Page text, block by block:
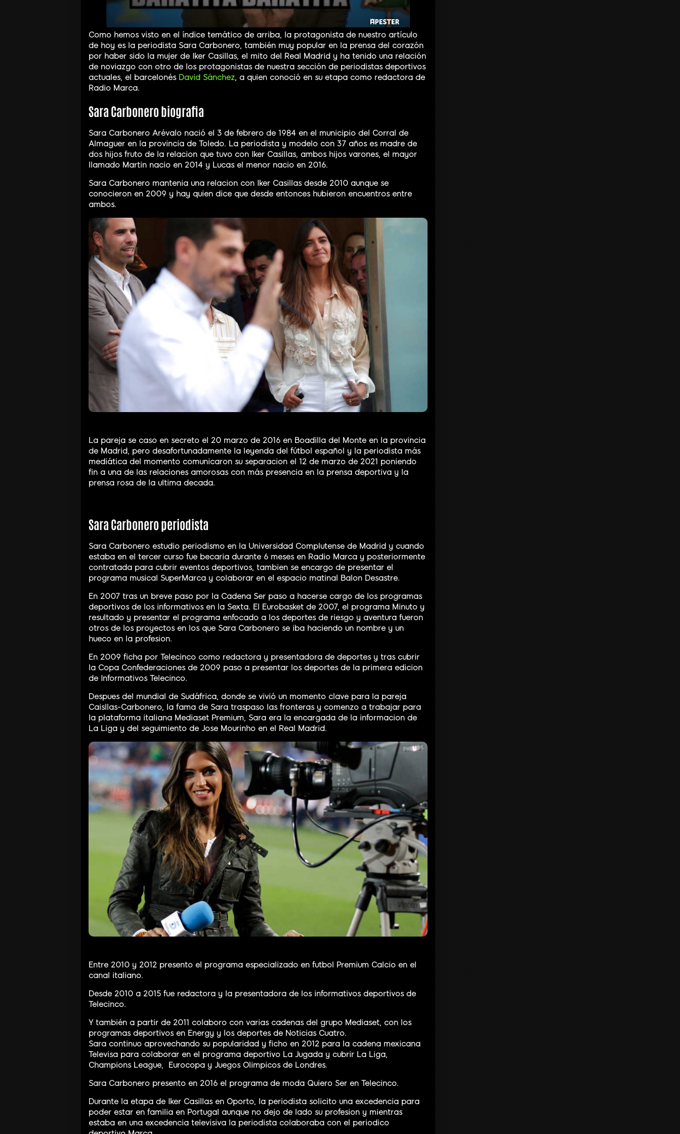
Como hemos visto en el índice temático de arriba, la protagonista de nuestro artículo
de hoy es la periodista Sara Carbonero, también muy popular en la prensa del corazón
por haber sido la mujer de Iker Casillas, el mito del Real Madrid y ha tenido una relación
de noviazgo con otro de los protagonistas de nuestra sección de periodistas deportivos
actuales, el barcelonés David Sánchez, a quien conoció en su etapa como redactora de
Radio Marca.
Sara Carbonero biografia
Sara Carbonero Arévalo nació el 3 de febrero de 1984 en el municipio del Corral de
Almaguer en la provincia de Toledo. La periodista y modelo con 37 años es madre de
dos hijos fruto de la relacion que tuvo con Iker Casillas, ambos hijos varones, el mayor
llamado Martin nacio en 2014 y Lucas el menor nacio en 2016.
Sara Carbonero mantenia una relacion con Iker Casillas desde 2010 aunque se
conocieron en 2009 y hay quien dice que desde entonces hubieron encuentros entre
ambos.
La pareja se caso en secreto el 20 marzo de 2016 en Boadilla del Monte en la provincia
de Madrid, pero desafortunadamente la leyenda del fútbol español y la periodista más
mediática del momento comunicaron su separacion el 12 de marzo de 2021 poniendo
fin a una de las relaciones amorosas con más presencia en la prensa deportiva y la
prensa rosa de la ultima decada.
Sara Carbonero periodista
Sara Carbonero estudio periodismo en la Universidad Complutense de Madrid y cuando
estaba en el tercer curso fue becaria durante 6 meses en Radio Marca y posteriormente
contratada para cubrir eventos deportivos, tambien se encargo de presentar el
programa musical SuperMarca y colaborar en el espacio matinal Balon Desastre.
En 2007 tras un breve paso por la Cadena Ser paso a hacerse cargo de los programas
deportivos de los informativos en la Sexta. El Eurobasket de 2007, el programa Minuto y
resultado y presentar el programa enfocado a los deportes de riesgo y aventura fueron
otros de los proyectos en los que Sara Carbonero se iba haciendo un nombre y un
hueco en la profesion.
En 2009 ficha por Telecinco como redactora y presentadora de deportes y tras cubrir
la Copa Confederaciones de 2009 paso a presentar los deportes de la primera edicion
de Informativos Telecinco.
Despues del mundial de Sudáfrica, donde se vivió un momento clave para la pareja
Caisllas-Carbonero, la fama de Sara traspaso las fronteras y comenzo a trabajar para
la plataforma italiana Mediaset Premium, Sara era la encargada de la informacion de
La Liga y del seguimiento de Jose Mourinho en el Real Madrid.
Entre 2010 y 2012 presento el programa especializado en futbol Premium Calcio en el
canal italiano.
Desde 2010 a 2015 fue redactora y la presentadora de los informativos deportivos de
Telecinco.
Y también a partir de 2011 colaboro con varias cadenas del grupo Mediaset, con los
programas deportivos en Energy y los deportes de Noticias Cuatro.
Sara continuo aprovechando su popularidad y ficho en 2012 para la cadena mexicana
Televisa para colaborar en el programa deportivo La Jugada y cubrir La Liga,
Champions League, Eurocopa y Juegos Olimpicos de Londres.
Sara Carbonero presento en 2016 el programa de moda Quiero Ser en Telecinco.
Durante la etapa de Iker Casillas en Oporto, la periodista solicito una excedencia para
poder estar en familia en Portugal aunque no dejo de lado su profesion y mientras
estaba en una excedencia televisiva la periodista colaboraba con el periodico